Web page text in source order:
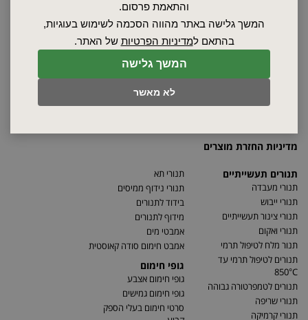
המשך גלישה
לא מאשר
והתאמת פרסום.
המשך גלישה באתר מהווה הסכמה לשימוש בעוגיות,
בהתאם למדיניות הפרטיות של האתר.
מדיניות החזרת מוצרים
תנורים תעשייתיים
תנורי מעבדה
תנורי ייבוש
תנורי צינור תעשייתיים
תנורי ואקום
תנור מלח לטיפול תרמי
תנורים לטיפול תרמי עד
850°C
תנורים לטמפרטורה גבוהה
תנורי שריפה
תנורי קרמיקה
תנורי תא
תנורי נידוף ממיסים
בידוד לתנורים
מידוף לתנורים
אמבטי מים
אמבט חימום סודה קאוסטית
גופי חימום
גופי חימום אצבע
גופי חימום גמישים
סרטי חימום בעלי הספק